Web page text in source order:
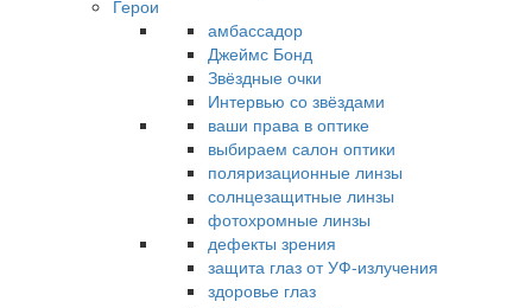
Герои
амбассадор
Джеймс Бонд
Звёздные очки
Интервью со звёздами
ваши права в оптике
выбираем салон оптики
поляризационные линзы
солнцезащитные линзы
фотохромные линзы
дефекты зрения
защита глаз от УФ-излучения
здоровье глаз